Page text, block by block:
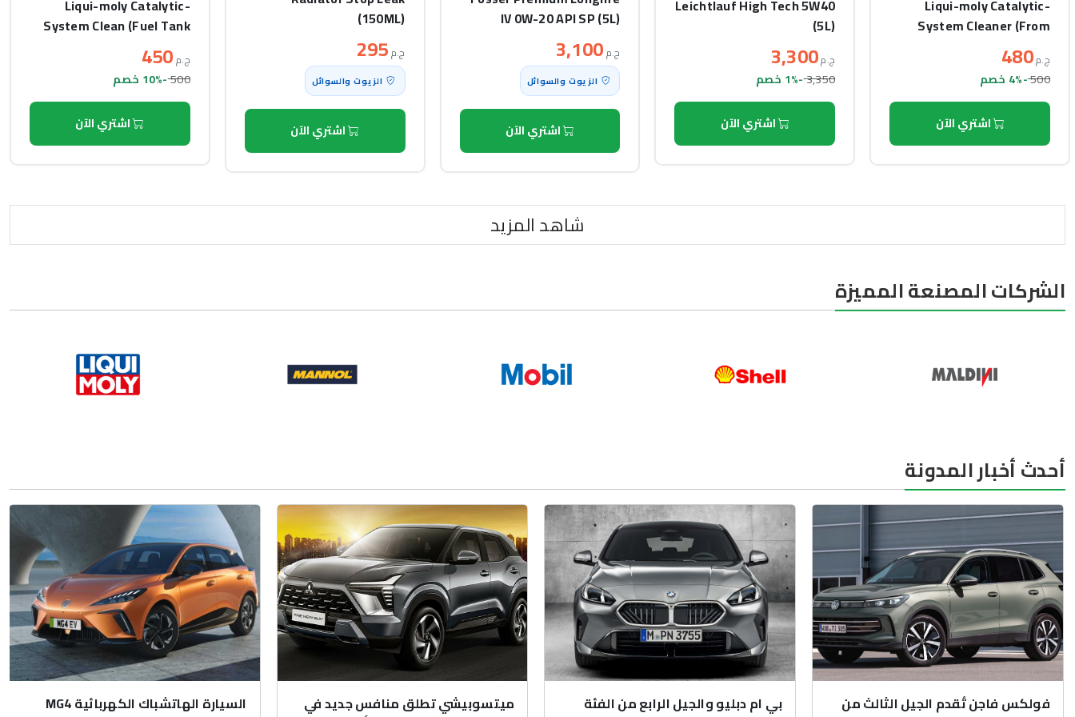
Liqui-moly Catalytic-
System Cleaner (From
throttle and sensor)
(300ml)
ج.م480
500-4% خصم
اشتري الآن
Leichtlauf High Tech 5W40
(5L)
ج.م3,300
3,350-1% خصم
اشتري الآن
IV 0W-20 API SP (5L)
ج.م3,100
الزيوت والسوائل
اشتري الآن
(150ML)
ج.م295
الزيوت والسوائل
اشتري الآن
Liqui-moly Catalytic-
System Clean (Fuel Tank
Use) (300ml)
ج.م450
500-10% خصم
اشتري الآن
شاهد المزيد
الشركات المصنعة المميزة
أحدث أخبار المدونة
السيارة الهاتشباك الكهربائية MG4
ميتسوبيشي تطلق منافس جديد في
بي ام دبليو والجيل الرابع من الفئة
فولكس فاجن تُقدم الجيل الثالث من